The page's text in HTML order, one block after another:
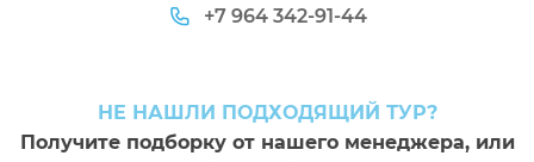
+7 964 342-91-44
НЕ НАШЛИ ПОДХОДЯЩИЙ ТУР?
Получите подборку от нашего менеджера, или